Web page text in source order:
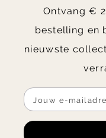
Ontvang €
bestelling en
nieuwste